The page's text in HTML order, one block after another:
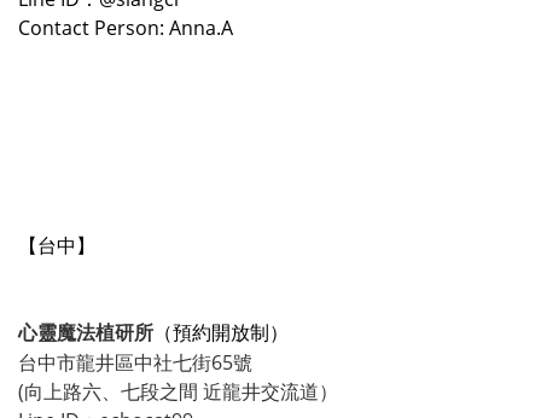
Contact Person: Anna.A
【台中】
心靈魔法植研所 （預約開放制）
台中市龍井區中社七街65號
(向上路六、七段之間 近龍井交流道）